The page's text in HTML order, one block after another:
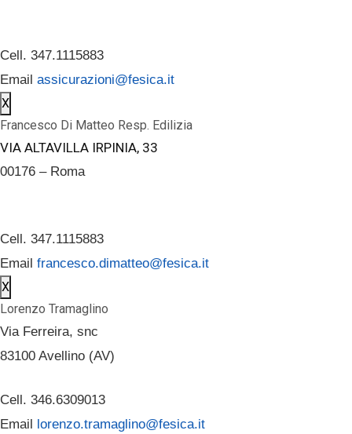
Cell. 347.1115883
Email assicurazioni@fesica.it
X
Francesco Di Matteo Resp. Edilizia
VIA ALTAVILLA IRPINIA, 33
00176 – Roma
Cell. 347.1115883
Email francesco.dimatteo@fesica.it
X
Lorenzo Tramaglino
Via Ferreira, snc
83100 Avellino (AV)
Cell. 346.6309013
Email lorenzo.tramaglino@fesica.it